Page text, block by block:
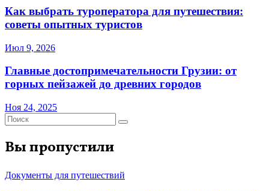
Как выбрать туроператора для путешествия:
советы опытных туристов
Июл 9, 2026
Главные достопримечательности Грузии: от
горных пейзажей до древних городов
Ноя 24, 2025
Вы пропустили
Документы для путешествий